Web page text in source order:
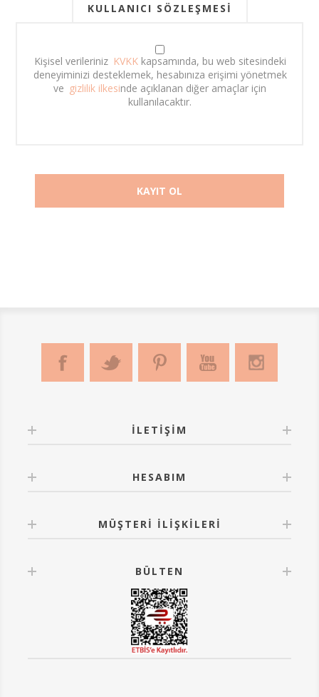
KULLANICI SÖZLEŞMESI
Kişisel verileriniz KVKK kapsamında, bu web sitesindeki
deneyiminizi desteklemek, hesabınıza erişimi yönetmek
ve gizlilik ilkesinde açıklanan diğer amaçlar için
kullanılacaktır.
İLETIŞIM
HESABIM
MÜŞTERI İLIŞKILERI
BÜLTEN